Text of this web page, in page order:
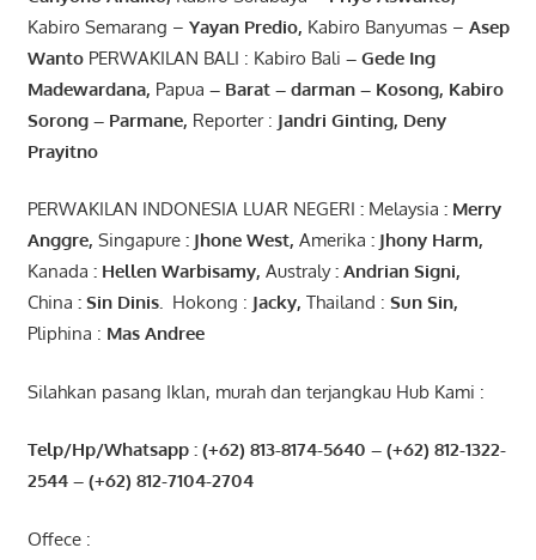
Kabiro Semarang – Yayan Predio, Kabiro Banyumas – Asep
WantoPERWAKILAN BALI : Kabiro Bali – Gede Ing
Madewardana, Papua – Barat – darman– Kosong, Kabiro
Sorong– Parmane, Reporter : Jandri Ginting, Deny
Prayitno
PERWAKILAN INDONESIA LUAR NEGERI : Melaysia : Merry
Anggre, Singapure: JhoneWest, Amerika : JhonyHarm,
Kanada : Hellen Warbisamy, Australy: Andrian Signi,
China : Sin Dinis. Hokong : Jacky, Thailand : Sun Sin,
Pliphina : Mas Andree
Silahkan pasang Iklan, murah dan terjangkau Hub Kami :
Telp/Hp/Whatsapp : (+62) 813-8174-5640 – (+62) 812-1322-
2544– (+62) 812-7104-2704
Offece :